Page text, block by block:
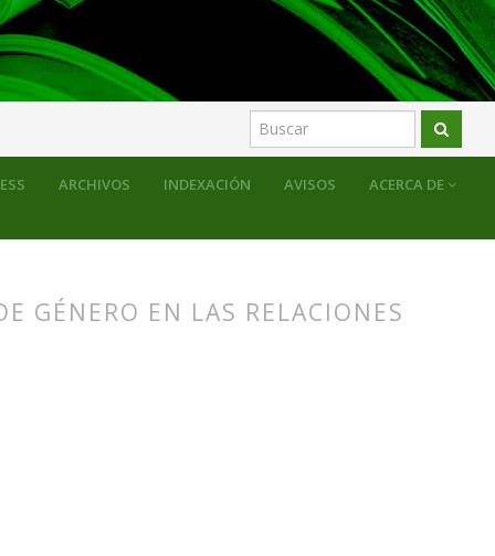
ARCHIVOS INDEXACIÓN AVISOS ACERCA DE
GÉNERO EN LAS RELACIONES